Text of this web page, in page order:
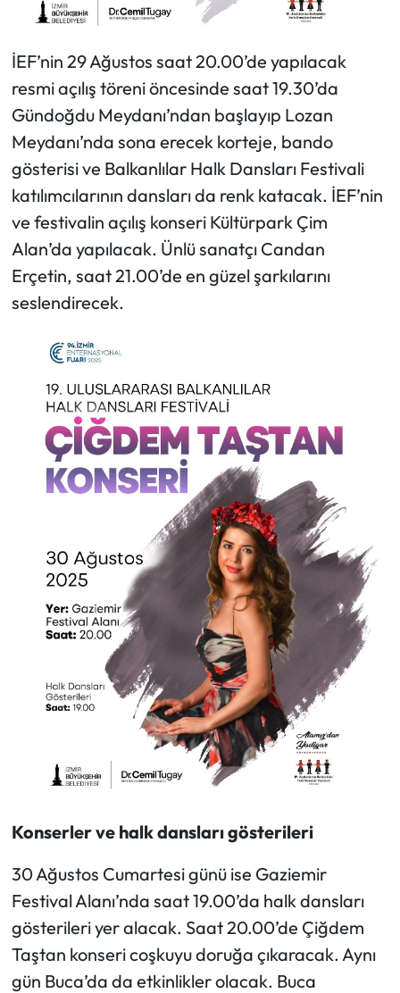
İEF’nin 29 Ağustos saat 20.00’de yapılacak
resmi açılış töreni öncesinde saat 19.30’da
Gündoğdu Meydanı’ndan başlayıp Lozan
Meydanı’nda sona erecek korteje, bando
gösterisi ve Balkanlılar Halk Dansları Festivali
katılımcılarının dansları da renk katacak. İEF’nin
ve festivalin açılış konseri Kültürpark Çim
Alan’da yapılacak. Ünlü sanatçı Candan
Erçetin, saat 21.00’de en güzel şarkılarını
seslendirecek.
Konserler ve halk dansları gösterileri
30 Ağustos Cumartesi günü ise Gaziemir
Festival Alanı’nda saat 19.00’da halk dansları
gösterileri yer alacak. Saat 20.00’de Çiğdem
Taştan konseri coşkuyu doruğa çıkaracak. Aynı
gün Buca’da da etkinlikler olacak. Buca